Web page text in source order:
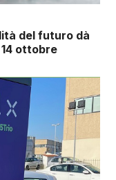
del futuro dà
ottobre